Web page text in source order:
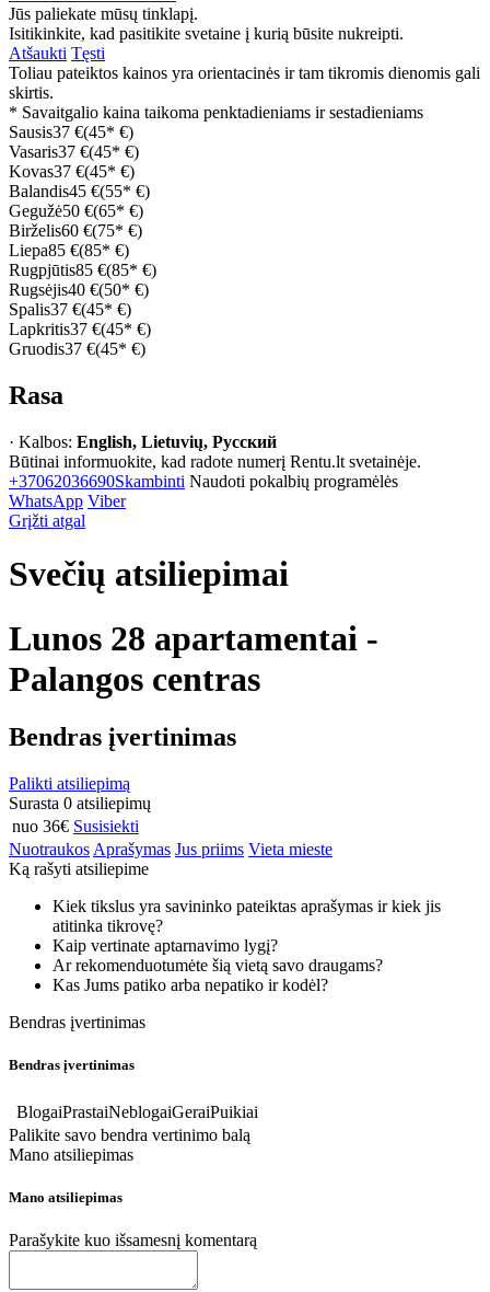
Jūs paliekate mūsų tinklapį.
Isitikinkite, kad pasitikite svetaine į kurią būsite nukreipti.
Atšaukti Tęsti
Toliau pateiktos kainos yra orientacinės ir tam tikromis dienomis gali
skirtis.
* Savaitgalio kaina taikoma penktadieniams ir sestadieniams
Sausis37 €(45* €)
Vasaris37 €(45* €)
Kovas37 €(45* €)
Balandis45 €(55* €)
Gegužė50 €(65* €)
Birželis60 €(75* €)
Liepa85 €(85* €)
Rugpjūtis85 €(85* €)
Rugsėjis40 €(50* €)
Spalis37 €(45* €)
Lapkritis37 €(45* €)
Gruodis37 €(45* €)
Rasa
· Kalbos: English, Lietuvių, Русский
Būtinai informuokite, kad radote numerį Rentu.lt svetainėje.
+37062036690Skambinti Naudoti pokalbių programėlės
WhatsApp Viber
Grįžti atgal
Svečių atsiliepimai
Lunos 28 apartamentai -
Palangos centras
Bendras įvertinimas
Palikti atsiliepimą
Surasta 0 atsiliepimų
nuo 36€ Susisiekti
Nuotraukos Aprašymas Jus priims Vieta mieste
Ką rašyti atsiliepime
Kiek tikslus yra savininko pateiktas aprašymas ir kiek jis
atitinka tikrovę?
Kaip vertinate aptarnavimo lygį?
Ar rekomenduotumėte šią vietą savo draugams?
Kas Jums patiko arba nepatiko ir kodėl?
Bendras įvertinimas
Bendras įvertinimas
BlogaiPrastaiNeblogaiGeraiPuikiai
Palikite savo bendra vertinimo balą
Mano atsiliepimas
Mano atsiliepimas
Parašykite kuo išsamesnį komentarą